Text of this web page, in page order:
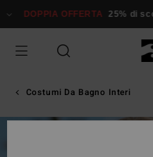
alle
prodotto
DOPPIA OFFERTA 25% di
Costumi Da Bagno Interi